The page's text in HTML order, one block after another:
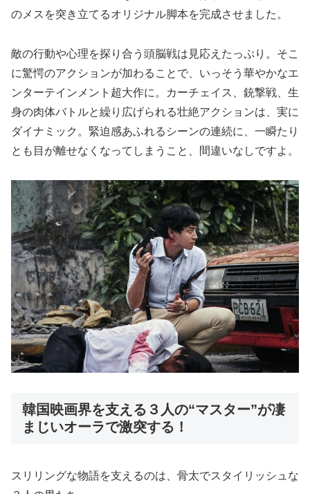
のメスを突き立てるオリジナル脚本を完成させました。
敵の行動や心理を探り合う頭脳戦は見応えたっぷり。そこ
に驚愕のアクションが加わることで、いっそう華やかなエ
ンターテインメント超大作に。カーチェイス、銃撃戦、生
身の肉体バトルと繰り広げられる壮絶アクションは、実に
ダイナミック。緊迫感あふれるシーンの連続に、一瞬たり
とも目が離せなくなってしまうこと、間違いなしですよ。
韓国映画界を支える３人の“マスター”が凄
まじいオーラで激突する！
スリリングな物語を支えるのは、骨太でスタイリッシュな